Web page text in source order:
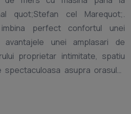
quot;Stefan cel Marequot;.
perfect confortul unei
unei amplasari de
proprietar intimitate, spatiu
asupra orasului.
si este amplasata pe un teren